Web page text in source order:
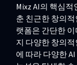
Mixz AI의 핵심
춘 친근한 창의
랫폼은 간단한
지 다양한 창의
에 따라 다양한